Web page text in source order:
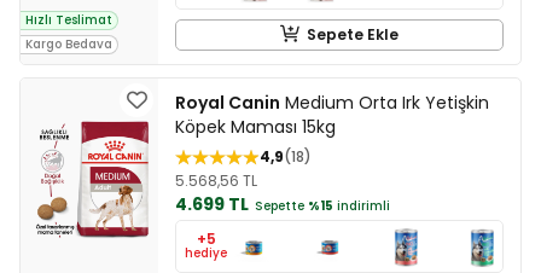
Hızlı Teslimat
Kargo Bedava
Sepete Ekle
Royal Canin Medium Orta Irk Yetişkin
Köpek Maması 15kg
4,9 18
5.568,56 TL
4.699 TL Sepette %15 indirimli
+5
hediye